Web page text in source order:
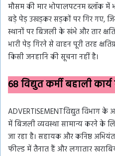
मौसम की मार भोपालपटनम ब्लॉक
बड़े पेड़ उखड़कर सड़कों पर गिर गए,
स्थानों पर बिजली के खंभे और तार
भारी पेड़ गिरने से वाहन पूरी तरह
किसी जनहानि की सूचना नहीं है।
68 विद्युत कर्मी बहाली
ADVERTISEMENTविद्युत विभाग के
में बिजली व्यवस्था सामान्य करने के
जा रहा है। सहायक और कनिष्ठ
फील्ड में तैनात हैं और लगातार